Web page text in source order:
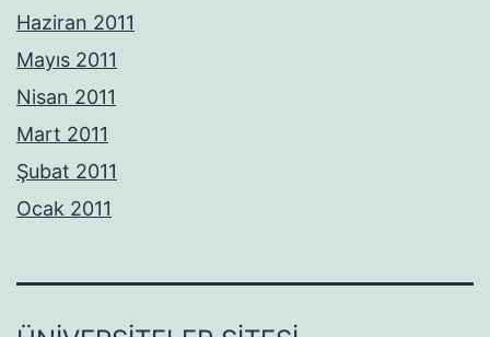
Haziran 2011
Mayıs 2011
Nisan 2011
Mart 2011
Şubat 2011
Ocak 2011